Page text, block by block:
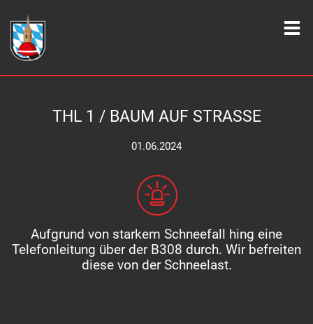
THL 1 / BAUM AUF STRASSE
01.06.2024
Aufgrund von starkem Schneefall hing eine
Telefonleitung über der B308 durch. Wir befreiten
diese von der Schneelast.